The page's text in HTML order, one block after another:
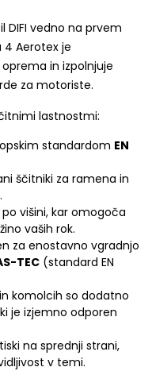
DIFI vedno na prvem
4 Aerotex je
in izpolnjuje
za motoriste.
lastnostmi:
standardom EN
ščitniki za ramena in
.
višini, kar omogoča
vaših rok.
za enostavno vgradnjo
TEC (standard EN
komolcih so dodatno
je izjemno odporen
na sprednji strani,
v temi.